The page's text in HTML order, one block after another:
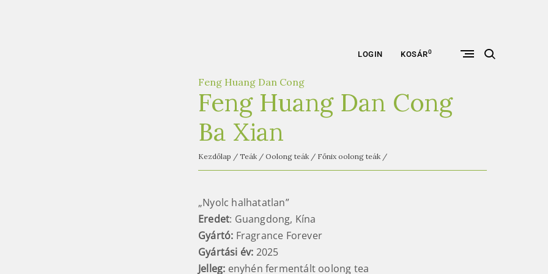
LOGIN KOSÁR0
Feng Huang Dan Cong
Feng Huang Dan Cong
Ba Xian
Kezdőlap / Teák / Oolong teák / Főnix oolong teák /
„Nyolc halhatatlan”
Eredet: Guangdong, Kína
Gyártó: Fragrance Forever
Gyártási év: 2025
Jelleg: enyhén fermentált oolong tea